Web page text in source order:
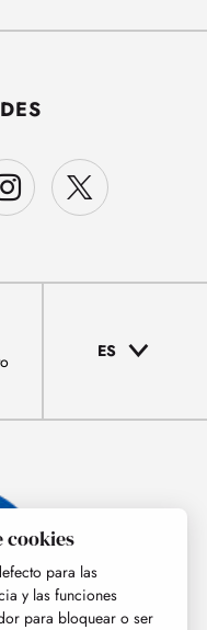
ES
cookies
para las
y las funciones
para bloquear o ser